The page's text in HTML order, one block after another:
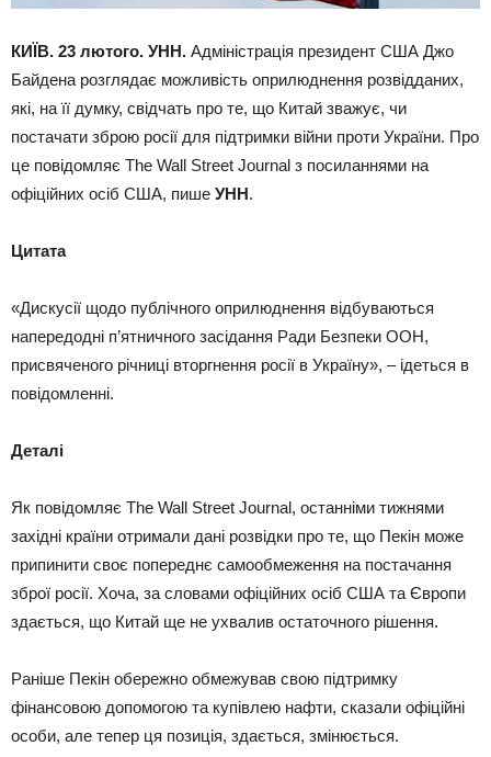
КИЇВ. 23 лютого. УНН. Адміністрація президент США Джо
Байдена розглядає можливість оприлюднення розвідданих,
які, на її думку, свідчать про те, що Китай зважує, чи
постачати зброю росії для підтримки війни проти України. Про
це повідомляє The Wall Street Journal з посиланнями на
офіційних осіб США, пише УНН.
Цитата
«Дискусії щодо публічного оприлюднення відбуваються
напередодні п’ятничного засідання Ради Безпеки ООН,
присвяченого річниці вторгнення росії в Україну», – ідеться в
повідомленні.
Деталі
Як повідомляє The Wall Street Journal, останніми тижнями
західні країни отримали дані розвідки про те, що Пекін може
припинити своє попереднє самообмеження на постачання
зброї росії. Хоча, за словами офіційних осіб США та Європи
здається, що Китай ще не ухвалив остаточного рішення.
Раніше Пекін обережно обмежував свою підтримку
фінансовою допомогою та купівлею нафти, сказали офіційні
особи, але тепер ця позиція, здається, змінюється.